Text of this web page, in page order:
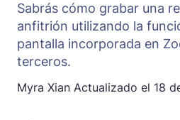
Sabrás cómo grabar una
anfitrión utilizando la
pantalla incorporada en
terceros.
Myra Xian Actualizado el 18